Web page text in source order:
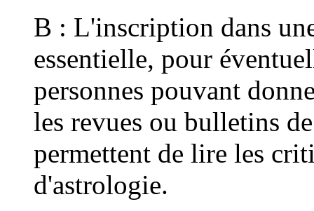
B : L'inscription dans
essentielle, pour
personnes pouvant
les revues ou bulletins
permettent de lire les
d'astrologie.